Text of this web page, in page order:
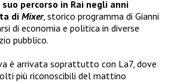
percorso in Rai negli anni
diMixer, storico programma di Gianni
di economia e politica in diverse
pubblico.
è arrivata soprattutto con La7, dove
più riconoscibili del mattino